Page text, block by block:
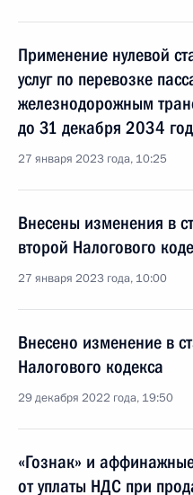
Применение нулевой
услуг по перевозке
железнодорожным
до 31 декабря 2034
27 января 2023 года, 10:25
Внесены изменения в
второй Налогового
27 января 2023 года, 10:00
Внесено изменение в
Налогового кодекса
29 декабря 2022 года, 19:50
«Гознак» и
от уплаты НДС при